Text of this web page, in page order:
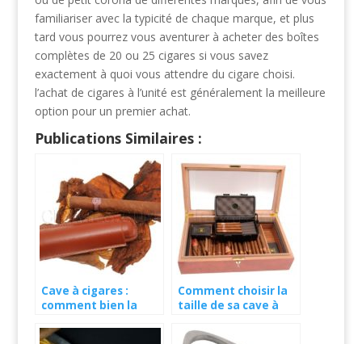
familiariser avec la typicité de chaque marque, et plus
tard vous pourrez vous aventurer à acheter des boîtes
complètes de 20 ou 25 cigares si vous savez
exactement à quoi vous attendre du cigare choisi.
l’achat de cigares à l’unité est généralement la meilleure
option pour un premier achat.
Publications Similaires :
Cave à cigares :
comment bien la
Comment choisir la
taille de sa cave à